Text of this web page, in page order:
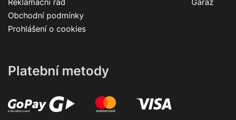
Obchodní podmínky
Prohlášení o cookies
Platební metody